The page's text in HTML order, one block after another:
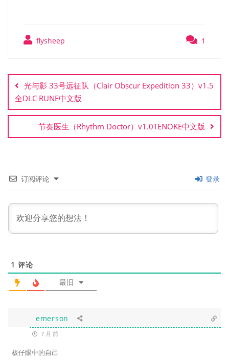
flysheep 1
章
导
航
光与影 33号远征队（Clair Obscur Expedition 33）v1.5
全DLC RUNE中文版
节奏医生（Rhythm Doctor）v1.0TENOKE中文版
订阅评论 登录
1 评论
最旧
emerson
7 月 前
板仔眼中的自己